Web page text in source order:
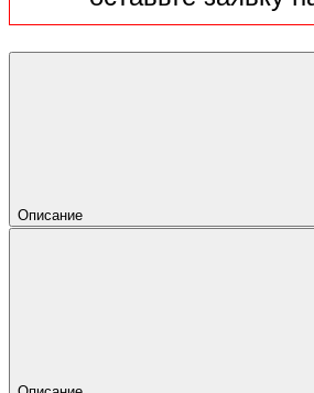
Описание